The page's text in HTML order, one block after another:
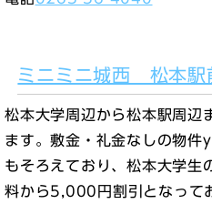
ミニミニ城西 松本駅
松本大学周辺から松本駅周辺
ます。敷金・礼金なしの物件
もそろえており、松本大学生
料から5,000円割引となって